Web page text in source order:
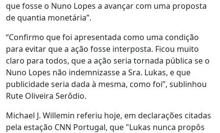
que fosse o Nuno Lopes a avançar com uma proposta
de quantia monetária”.
“Confirmo que foi apresentada como uma condição
para evitar que a ação fosse interposta. Ficou muito
claro para todos, que a ação seria tornada pública se o
Nuno Lopes não indemnizasse a Sra. Lukas, e que
publicidade seria dada à mesma, como foi”, sublinhou
Rute Oliveira Serôdio.
Michael J. Willemin referiu hoje, em declarações citadas
pela estação CNN Portugal, que "Lukas nunca propôs